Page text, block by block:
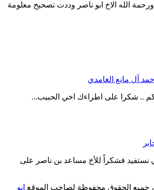
الله الاخ ابو ناصر وددت تصحيح معلومة
آل مانع الغامدي
.. شكرا على اطراءك اخي الحبيب...
نستفيد فشكراً للأخ مساعد بن ناصر على
ابو